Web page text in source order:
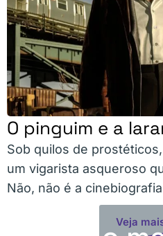
O pinguim e a
Sob quilos de
um vigarista asqueroso
Não, não é a
Veja